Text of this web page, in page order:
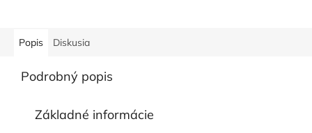
Popis Diskusia
Podrobný popis
Základné informácie